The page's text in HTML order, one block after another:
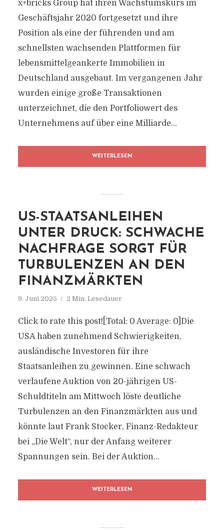
x+bricks Group hat ihren Wachstumskurs im
Geschäftsjahr 2020 fortgesetzt und ihre
Position als eine der führenden und am
schnellsten wachsenden Plattformen für
lebensmittelgeankerte Immobilien in
Deutschland ausgebaut. Im vergangenen Jahr
wurden einige große Transaktionen
unterzeichnet, die den Portfoliowert des
Unternehmens auf über eine Milliarde...
WEITERLESEN
US-STAATSANLEIHEN
UNTER DRUCK: SCHWACHE
NACHFRAGE SORGT FÜR
TURBULENZEN AN DEN
FINANZMÄRKTEN
9. Juni 2025 2 Min. Lesedauer
Click to rate this post![Total: 0 Average: 0]Die
USA haben zunehmend Schwierigkeiten,
ausländische Investoren für ihre
Staatsanleihen zu gewinnen. Eine schwach
verlaufene Auktion von 20-jährigen US-
Schuldtiteln am Mittwoch löste deutliche
Turbulenzen an den Finanzmärkten aus und
könnte laut Frank Stocker, Finanz-Redakteur
bei „Die Welt“, nur der Anfang weiterer
Spannungen sein. Bei der Auktion...
WEITERLESEN